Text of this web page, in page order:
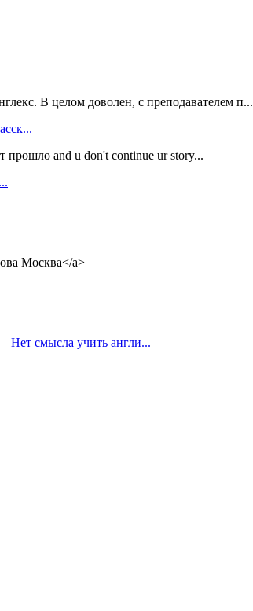
В целом доволен, с преподавателем п...
прошло and u don't continue ur story...
Москва</a>
Нет смысла учить англи...